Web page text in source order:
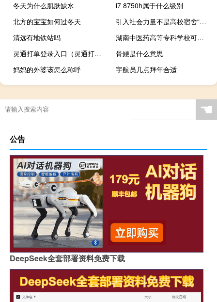
冬天为什么肌肤缺水
i7 8750h属于什么级别
北方的宝宝如何过冬天
引入社会力量不是高校宿舍“天价”的理由
清远有地铁站吗
湖南中医药高等专科学校可以升本到哪里 湖南中医药高等专科学校
灵通打单登录入口（灵通打单登陆）
骨鲠是什么意思
妈妈的外婆该怎么称呼
宇航员几点拜年合适
☚
公告
DeepSeek全套部署资料免费下载